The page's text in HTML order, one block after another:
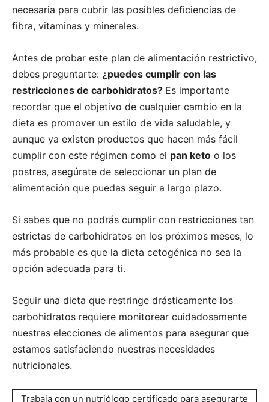
necesaria para cubrir las posibles deficiencias de
fibra, vitaminas y minerales.
Antes de probar este plan de alimentación restrictivo,
debes preguntarte: ¿puedes cumplir con las
restricciones de carbohidratos? Es importante
recordar que el objetivo de cualquier cambio en la
dieta es promover un estilo de vida saludable, y
aunque ya existen productos que hacen más fácil
cumplir con este régimen como el pan keto o los
postres, asegúrate de seleccionar un plan de
alimentación que puedas seguir a largo plazo.
Si sabes que no podrás cumplir con restricciones tan
estrictas de carbohidratos en los próximos meses, lo
más probable es que la dieta cetogénica no sea la
opción adecuada para ti.
Seguir una dieta que restringe drásticamente los
carbohidratos requiere monitorear cuidadosamente
nuestras elecciones de alimentos para asegurar que
estamos satisfaciendo nuestras necesidades
nutricionales.
Trabaja con un nutriólogo certificado para asegurarte